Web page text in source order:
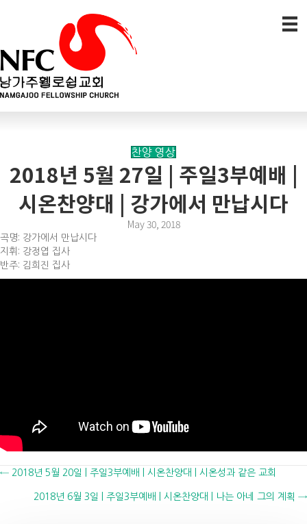
찬양 영상
2018년 5월 27일 | 주일3부예배 |
시온찬양대 | 강가에서 만납시다
May 30, 2018
곡명: 강가에서 만납시다
지휘: 강정엽 집사
반주: 김희진 집사
Posts
navigation
← 2018년 5월 20일 | 주일3부예배 | 시온찬양대 | 시온성과 같은 교회
2018년 6월 3일 | 주일3부예배 | 시온찬양대 | 나는 아네 그의 계획 →